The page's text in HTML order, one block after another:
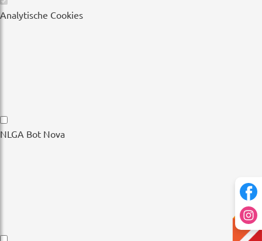
Wesentliche
Cookies
Analytische Cookies
Analytische
Cookies
NLGA Bot Nova